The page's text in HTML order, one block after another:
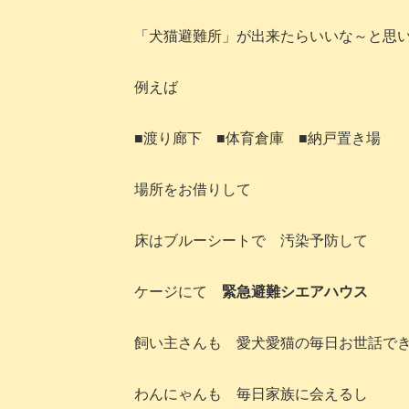
「犬猫避難所」が出来たらいいな～と思
例えば
■渡り廊下 ■体育倉庫 ■納戸置き場
場所をお借りして
床はブルーシートで 汚染予防して
ケージにて 緊急避難シエアハウス
飼い主さんも 愛犬愛猫の毎日お世話で
わんにゃんも 毎日家族に会えるし